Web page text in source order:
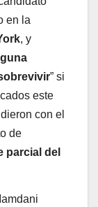
en la
, y
” si
este
con el
de
parcial del